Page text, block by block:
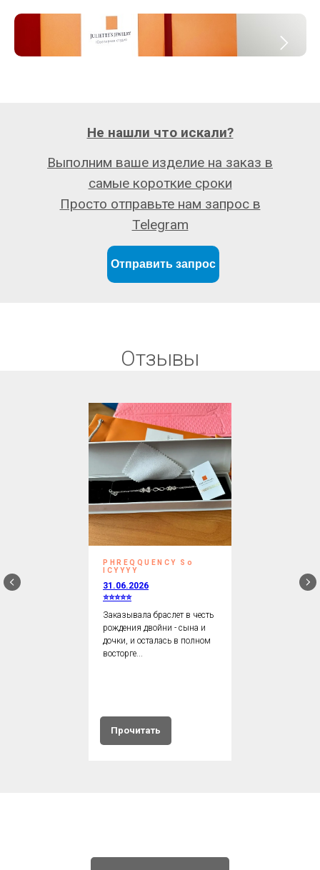
Отправить запрос
Выполним ваше изделие на заказ в
самые короткие сроки
Просто отправьте нам запрос в
Telegram
Не нашли что искали?
Отзывы
PHREQQUENCY So
ICYYYY
31.06.2026
⭐⭐⭐⭐⭐
Заказывала браслет в честь
рождения двойни - сына и
дочки, и осталась в полном
восторге...
Прочитать